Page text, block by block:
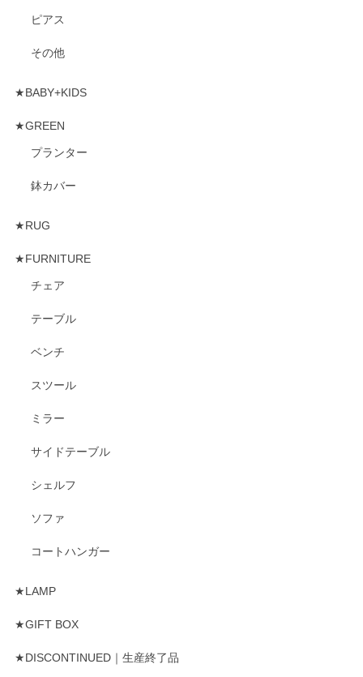
ピアス
その他
★BABY+KIDS
★GREEN
プランター
鉢カバー
★RUG
★FURNITURE
チェア
テーブル
ベンチ
スツール
ミラー
サイドテーブル
シェルフ
ソファ
コートハンガー
★LAMP
★GIFT BOX
★DISCONTINUED｜生産終了品